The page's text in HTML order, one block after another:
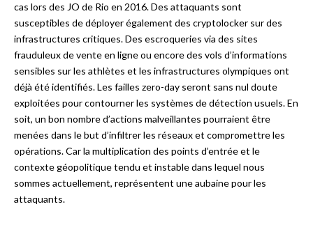
cas lors des JO de Rio en 2016. Des attaquants sont
susceptibles de déployer également des cryptolocker sur des
infrastructures critiques. Des escroqueries via des sites
frauduleux de vente en ligne ou encore des vols d’informations
sensibles sur les athlètes et les infrastructures olympiques ont
déjà été identifiés. Les failles zero-day seront sans nul doute
exploitées pour contourner les systèmes de détection usuels. En
soit, un bon nombre d’actions malveillantes pourraient être
menées dans le but d’infiltrer les réseaux et compromettre les
opérations. Car la multiplication des points d’entrée et le
contexte géopolitique tendu et instable dans lequel nous
sommes actuellement, représentent une aubaine pour les
attaquants.